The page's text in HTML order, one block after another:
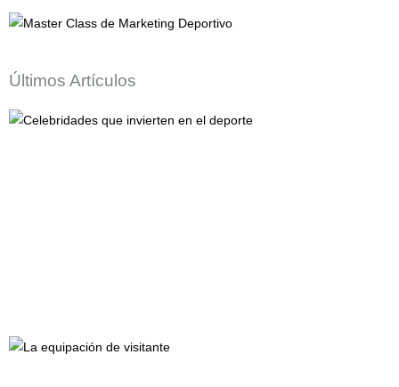
Últimos Artículos